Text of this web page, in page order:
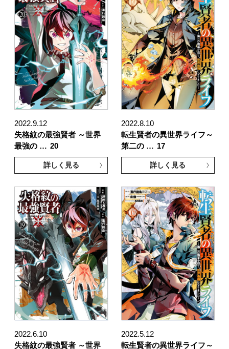
2022.9.12
失格紋の最強賢者 ～世界
最強の … 20
詳しく見る
2022.8.10
転生賢者の異世界ライフ～
第二の … 17
詳しく見る
2022.6.10
失格紋の最強賢者 ～世界
2022.5.12
転生賢者の異世界ライフ～